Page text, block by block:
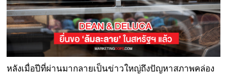
หลังเมื่อปีที่ผ่านมากลายเป็นข่าวใหญ่ถึงปัญหาสภาพคล่อง